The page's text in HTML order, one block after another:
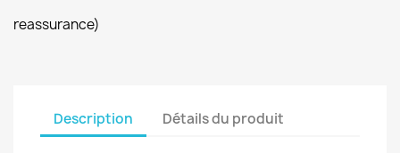
reassurance)
Description Détails du produit